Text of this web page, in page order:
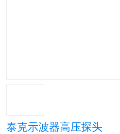
泰克示波器高压探头